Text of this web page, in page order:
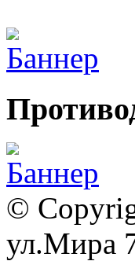
©
ул.Мира